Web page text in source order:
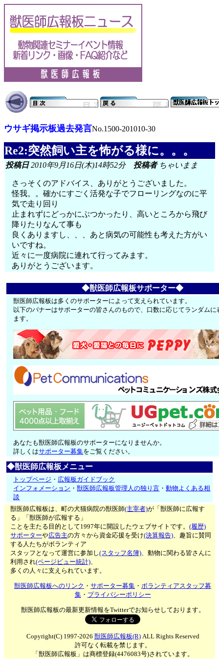
ウサギ掲示板過去発言No.1500-201010-30
Re2:突然飼い主を怖がる様に。。。
投稿日2010年9月16日(木)14時52分 投稿者ちゃいまま
さっそくのアドバイス、ありがとうございました。
怪我。。確かにすごく活発な子でフローリングなのに平
気で走り回り
止まれずにどっかにぶつかったり、高いところから飛び
降りたりなんて事も
良くありますし、、、あと病気の可能性も考えた方がい
いですね。
近々に一度病院に連れて行ってみます。
ありがとうございます。
◆獣医師広報板サポーター◆
獣医師広報板は多くのサポーターによって支えられています。
以下のバナーはサポーターの皆さんのもので、口数に応じてランダムに
ます。
あなたも獣医師広報板のサポーターになりませんか。
詳しくはサポーター募集をご覧ください。
◆獣医師広報板メニュー
トップページ ・ 広報板ガイドブック
インフォメーション ・獣医師広報板管理人の独り言 ・動物よくある相
談
獣医師広報板は、町の犬猫病院の獣医師(主宰者)が「獣医師に広報す
る」「獣医師が広報する」
ことを主たる目的として1997年に開設したウェブサイトです。(履歴)
サポーターや広告主の方々から資金応援を受け(決算報告)、趣旨に賛同
する人たちがボランティア
スタッフとなって運営に参加し(スタッフ名簿)、動物に関わる皆さんに
利用され(ページビュー統計)、
多くの人々に支えられています。
獣医師広報板へのリンク ・サポーター募集 ・ボランティアスタッフ募
集・ プライバシーポリシー
獣医師広報板の最新更新情報をTwitterでお知らせしております。
Copyright(C) 1997-2026 獣医師広報板(R)ALL Rights Reserved
許可なく転載を禁じます。
「獣医師広報板」は商標登録(4476083号)されています。